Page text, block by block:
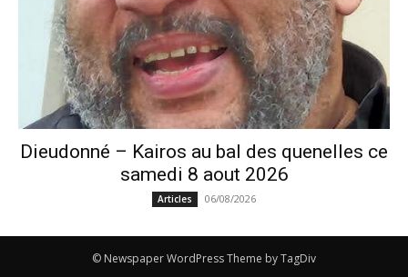
Dieudonné – Kairos au bal des quenelles ce
samedi 8 aout 2026
Articles 06/08/2026
© Newspaper WordPress Theme by TagDiv